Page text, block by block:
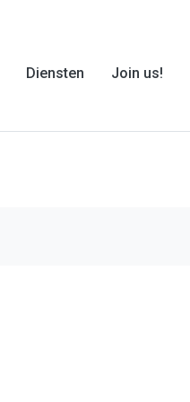
Diensten Join us!